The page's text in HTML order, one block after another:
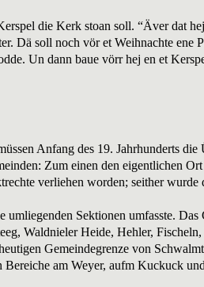
die Kerk stoan soll. “Äver dat
Dä soll noch vör et Weihnachte
Un dann baue vörr hej en et
Anfang des 19. Jahrhunderts
Zum einen den eigentlichen
verliehen worden; seither wurde
Sektionen umfasste.
Waldnieler Heide, Hehler,
Gemeindegrenze von
Bereiche am Weyer, aufm Kuckuck